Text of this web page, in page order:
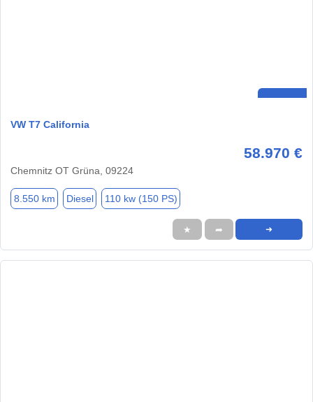
VW T7 California
58.970 €
Chemnitz OT Grüna, 09224
8.550 km Diesel 110 kw (150 PS)
★ ➦ ➜